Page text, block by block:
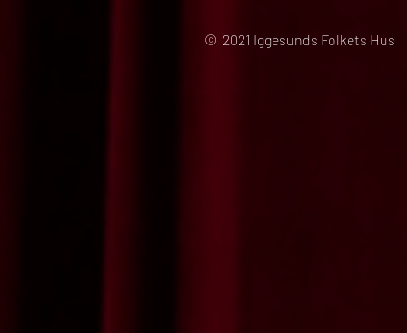
© 2021 Iggesunds Folkets